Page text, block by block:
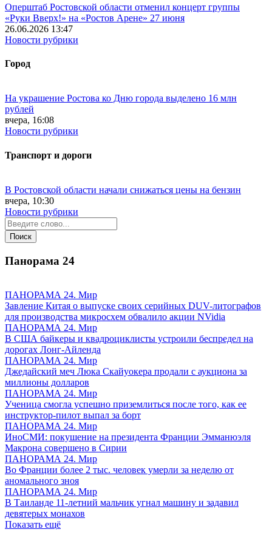
Оперштаб Ростовской области отменил концерт группы
«Руки Вверх!» на «Ростов Арене» 27 июня
26.06.2026 13:47
Новости рубрики
Город
На украшение Ростова ко Дню города выделено 16 млн
рублей
вчера, 16:08
Новости рубрики
Транспорт и дороги
В Ростовской области начали снижаться цены на бензин
вчера, 10:30
Новости рубрики
Панорама 24
ПАНОРАМА 24. Мир
Завление Китая о выпуске своих серийных DUV-литографов
для производства микросхем обвалило акции NVidia
ПАНОРАМА 24. Мир
В США байкеры и квадроциклисты устроили беспредел на
дорогах Лонг-Айленда
ПАНОРАМА 24. Мир
Джедайский меч Люка Скайуокера продали с аукциона за
миллионы долларов
ПАНОРАМА 24. Мир
Ученица смогла успешно приземлиться после того, как ее
инструктор-пилот выпал за борт
ПАНОРАМА 24. Мир
ИноСМИ: покушение на президента Франции Эмманюэля
Макрона совершено в Сирии
ПАНОРАМА 24. Мир
Во Франции более 2 тыс. человек умерли за неделю от
аномального зноя
ПАНОРАМА 24. Мир
В Таиланде 11-летний мальчик угнал машину и задавил
девятерых монахов
Показать ещё